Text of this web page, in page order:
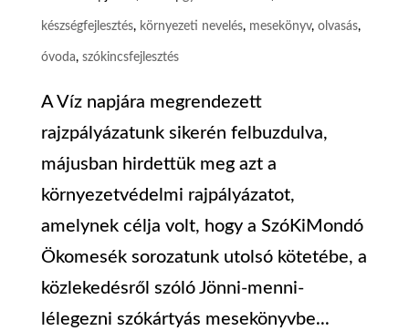
készségfejlesztés, környezeti nevelés, mesekönyv, olvasás,
óvoda, szókincsfejlesztés
A Víz napjára megrendezett
rajzpályázatunk sikerén felbuzdulva,
májusban hirdettük meg azt a
környezetvédelmi rajpályázatot,
amelynek célja volt, hogy a SzóKiMondó
Ökomesék sorozatunk utolsó kötetébe, a
közlekedésről szóló Jönni-menni-
lélegezni szókártyás mesekönyvbe...